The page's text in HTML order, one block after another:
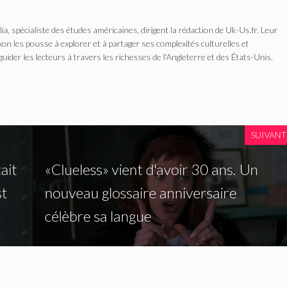
spécialiste des études américaines, dirigent la rédaction de Uk-Us.fr. Leur
les pousse à explorer et à partager ses complexités culturelles et
les lecteurs à travers les richesses de l'Angleterre et des États-Unis.
SUIVANT
«Clueless» vient d'avoir 30 ans. Un
nouveau glossaire anniversaire
célèbre sa langue